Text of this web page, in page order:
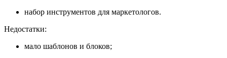
набор инструментов для маркетологов.
Недостатки:
мало шаблонов и блоков;